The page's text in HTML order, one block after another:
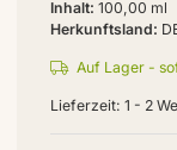
Inhalt 100,00 ml
Herkunftsland
Auf Lager -
Lieferzeit: 1 - 2